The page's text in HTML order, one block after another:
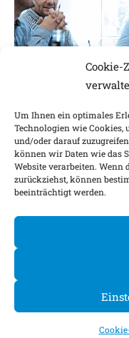
Cookie-
Um Ihnen ein optimales
Technologien wie Cookies,
und/oder darauf
können wir Daten wie das
Website verarbeiten.
zurückziehst, können
beeinträchtigt werden.
Impressum
Datenschutz
Cookie-
©